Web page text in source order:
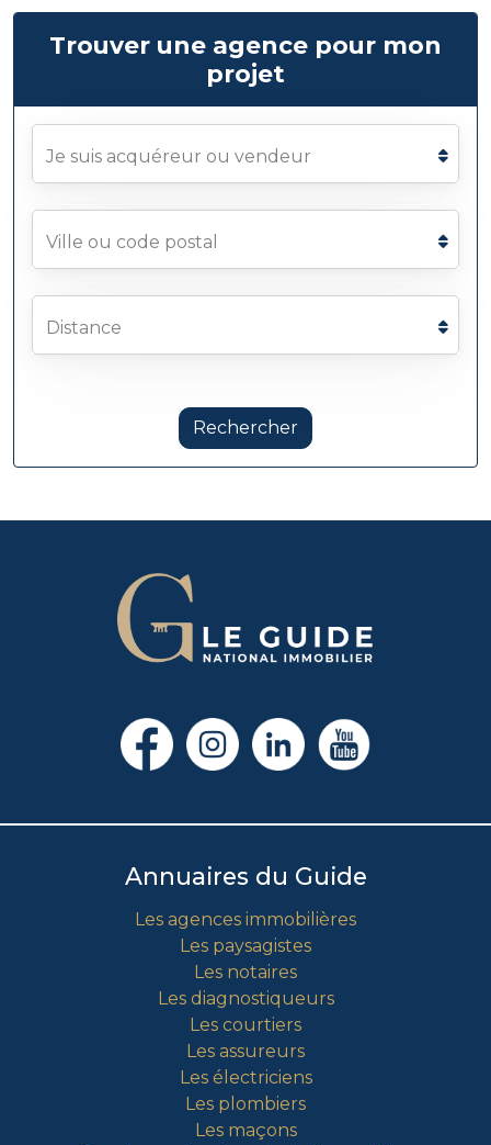
Trouver une agence pour mon
projet
Je suis acquéreur ou vendeur
Ville ou code postal
Distance
Rechercher
Annuaires du Guide
Les agences immobilières
Les paysagistes
Les notaires
Les diagnostiqueurs
Les courtiers
Les assureurs
Les électriciens
Les plombiers
Les maçons